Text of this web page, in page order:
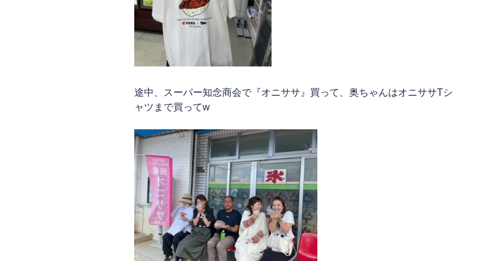
途中、スーパー知念商会で『オニササ』買って、奥ちゃんはオニササTシ
ャツまで買ってw